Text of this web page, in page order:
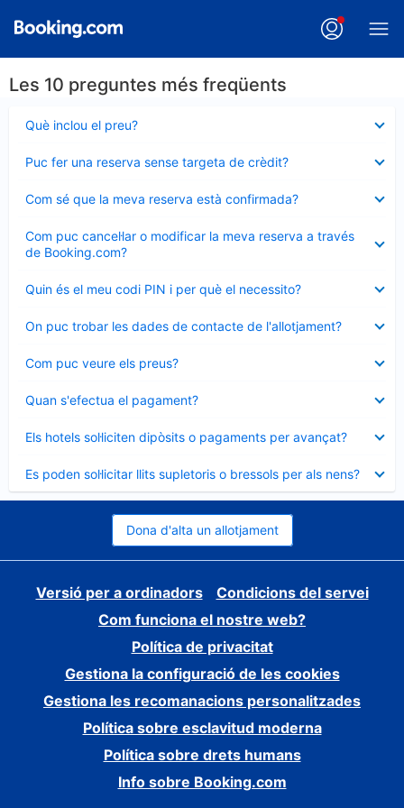
Les 10 preguntes més freqüents
Què inclou el preu?
tancat
Puc fer una reserva sense targeta de crèdit?
tancat
Com sé que la meva reserva està confirmada?
tancat
Com puc cancel·lar o modificar la meva reserva a través
de Booking.com?
tancat
Quin és el meu codi PIN i per què el necessito?
tancat
On puc trobar les dades de contacte de l'allotjament?
tancat
Com puc veure els preus?
tancat
Quan s'efectua el pagament?
tancat
Els hotels sol·liciten dipòsits o pagaments per avançat?
tancat
Es poden sol·licitar llits supletoris o bressols per als nens?
tancat
Dona d'alta un allotjament
Versió per a ordinadors
Condicions del servei
Com funciona el nostre web?
Política de privacitat
Gestiona la configuració de les cookies
Gestiona les recomanacions personalitzades
Política sobre esclavitud moderna
Política sobre drets humans
Info sobre Booking.com